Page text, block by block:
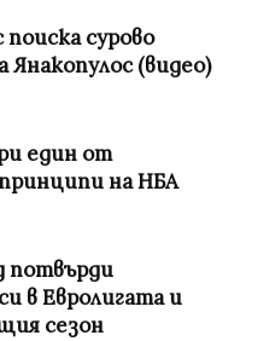
сурово
Янакопулос (видео)
един от
на НБА
потвърди
в Евролигата и
сезон